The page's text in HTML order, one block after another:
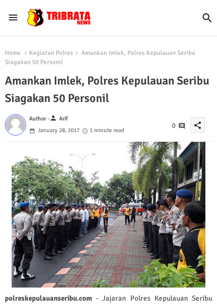
Home Kegiatan Polres
Amankan Imlek, Polres Kepulauan Seribu
Siagakan 50 Personil
Amankan Imlek, Polres Kepulauan Seribu
Siagakan 50 Personil
Author -person Arif
January 28, 2017
1 minute read
0 share
polreskepulauanseribu.com - Jajaran Polres Kepulauan Seribu